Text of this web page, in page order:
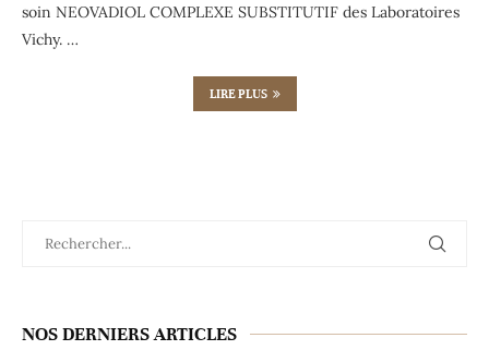
soin NEOVADIOL COMPLEXE SUBSTITUTIF des Laboratoires
Vichy. …
LIRE PLUS
NOS DERNIERS ARTICLES